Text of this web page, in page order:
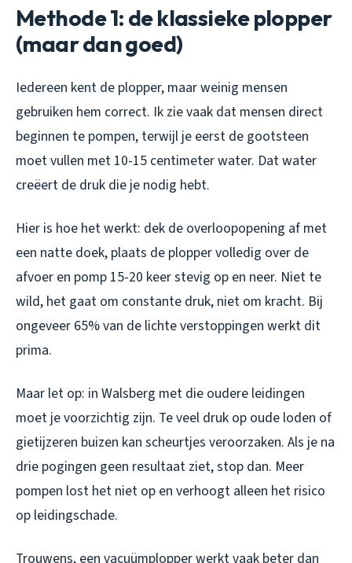
Methode 1: de klassieke plopper
(maar dan goed)
Iedereen kent de plopper, maar weinig mensen
gebruiken hem correct. Ik zie vaak dat mensen direct
beginnen te pompen, terwijl je eerst de gootsteen
moet vullen met 10-15 centimeter water. Dat water
creëert de druk die je nodig hebt.
Hier is hoe het werkt: dek de overloopopening af met
een natte doek, plaats de plopper volledig over de
afvoer en pomp 15-20 keer stevig op en neer. Niet te
wild, het gaat om constante druk, niet om kracht. Bij
ongeveer 65% van de lichte verstoppingen werkt dit
prima.
Maar let op: in Walsberg met die oudere leidingen
moet je voorzichtig zijn. Te veel druk op oude loden of
gietijzeren buizen kan scheurtjes veroorzaken. Als je na
drie pogingen geen resultaat ziet, stop dan. Meer
pompen lost het niet op en verhoogt alleen het risico
op leidingschade.
Trouwens, een vacuümplopper werkt vaak beter dan